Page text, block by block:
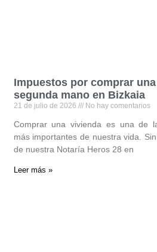
Impuestos por comprar
segunda mano en Bizkaia
21 de julio de 2026 No hay comentarios
Comprar una vivienda es una de
más importantes de nuestra vida.
de nuestra Notaría Heros 28 en
Leer más »